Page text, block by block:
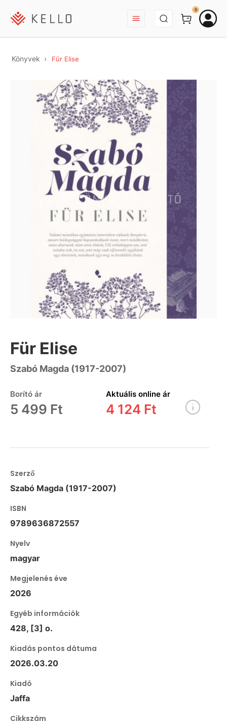
BEJELENTKEZÉS
0
Könyvek Für Elise
Für Elise
Szabó Magda (1917-2007)
Borító ár
5 499 Ft
Aktuális online ár
4 124 Ft
Szerző
Szabó Magda (1917-2007)
ISBN
9789636872557
Nyelv
magyar
Megjelenés éve
2026
Egyéb információk
428, [3] o.
Kiadás pontos dátuma
2026.03.20
Kiadó
Jaffa
Cikkszám